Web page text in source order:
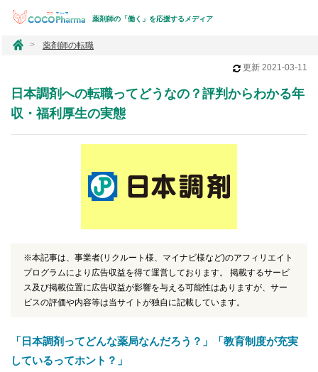
薬剤師の「働く」を応援するメディア
コ
ー
マ
薬剤師の転職
更新 2021-03-11
日本調剤への転職ってどうなの？評判からわかる年
収・福利厚生の実態
※本記事は、事業者(リクルート様、マイナビ様など)のアフィリエイト
プログラムにより広告収益を得て運営しております。 掲載するサービ
ス及び掲載位置に広告収益が影響を与える可能性はありますが、サー
ビスの評価や内容等は当サイトが独自に記載しています。
「日本調剤ってどんな薬局なんだろう？」「教育制度が充実
しているってホント？」